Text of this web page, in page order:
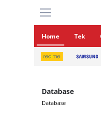
Home Tek
Database
Database